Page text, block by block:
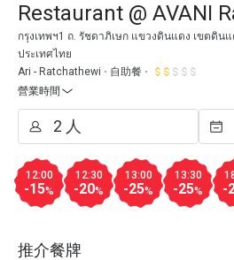
Restaurant @ AVANI
Bangkok Hotel
กรุงเทพฯ1 ถ. รัชดาภิเษก แขวงดินแดง เขตดิน
ประเทศไทย
Ari - Ratchathewi
自助餐
營業時間
12:00
-15%
12:30
-20%
13:00
-25%
13:30
-25% -
推介餐牌